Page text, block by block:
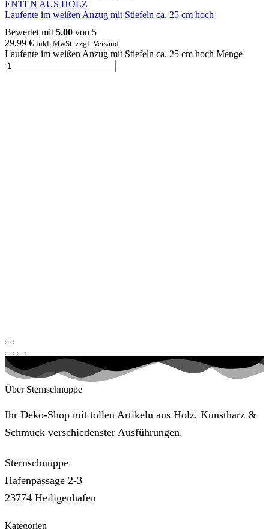
ENTEN AUS HOLZ
Laufente im weißen Anzug mit Stiefeln ca. 25 cm hoch
Bewertet mit 5.00 von 5
29,99 € inkl. MwSt. zzgl. Versand
Laufente im weißen Anzug mit Stiefeln ca. 25 cm hoch Menge
Über Sternschnuppe
Ihr Deko-Shop mit tollen Artikeln aus Holz, Kunstharz &
Schmuck verschiedenster Ausführungen.
Sternschnuppe
Hafenpassage 2-3
23774 Heiligenhafen
Kategorien